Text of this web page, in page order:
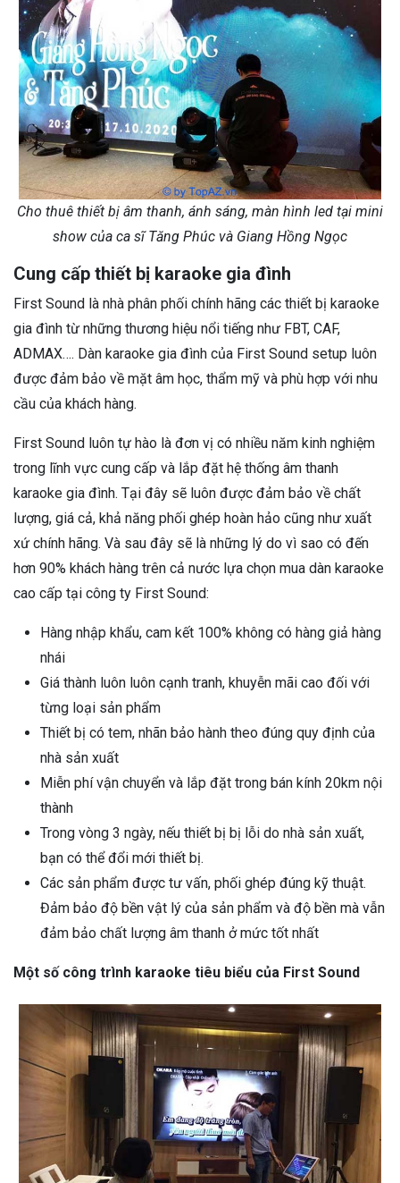
Cho thuê thiết bị âm thanh, ánh sáng, màn hình led tại mini
show của ca sĩ Tăng Phúc và Giang Hồng Ngọc
Cung cấp thiết bị karaoke gia đình
First Sound là nhà phân phối chính hãng các thiết bị karaoke
gia đình từ những thương hiệu nổi tiếng như FBT, CAF,
ADMAX…. Dàn karaoke gia đình của First Sound setup luôn
được đảm bảo về mặt âm học, thẩm mỹ và phù hợp với nhu
cầu của khách hàng.
First Sound luôn tự hào là đơn vị có nhiều năm kinh nghiệm
trong lĩnh vực cung cấp và lắp đặt hệ thống âm thanh
karaoke gia đình. Tại đây sẽ luôn được đảm bảo về chất
lượng, giá cả, khả năng phối ghép hoàn hảo cũng như xuất
xứ chính hãng. Và sau đây sẽ là những lý do vì sao có đến
hơn 90% khách hàng trên cả nước lựa chọn mua dàn karaoke
cao cấp tại công ty First Sound:
Hàng nhập khẩu, cam kết 100% không có hàng giả hàng
nhái
Giá thành luôn luôn cạnh tranh, khuyễn mãi cao đối với
từng loại sản phẩm
Thiết bị có tem, nhãn bảo hành theo đúng quy định của
nhà sản xuất
Miễn phí vận chuyển và lắp đặt trong bán kính 20km nội
thành
Trong vòng 3 ngày, nếu thiết bị bị lỗi do nhà sản xuất,
bạn có thể đổi mới thiết bị.
Các sản phẩm được tư vấn, phối ghép đúng kỹ thuật.
Đảm bảo độ bền vật lý của sản phẩm và độ bền mà vẫn
đảm bảo chất lượng âm thanh ở mức tốt nhất
Một số công trình karaoke tiêu biểu của First Sound